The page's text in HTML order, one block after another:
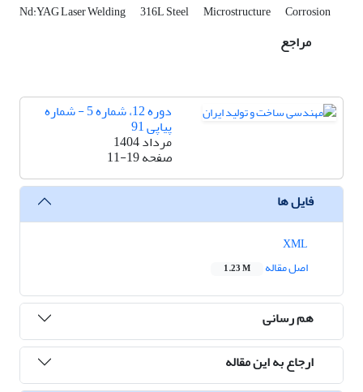
Nd:YAG Laser Welding 316L Steel Microstructure Corrosion
مراجع
دوره 12، شماره 5 - شماره
پیاپی 91
مرداد 1404
صفحه11-19
فایل ها
اصل مقاله
1.23 M
هم رسانی
ارجاع به این مقاله